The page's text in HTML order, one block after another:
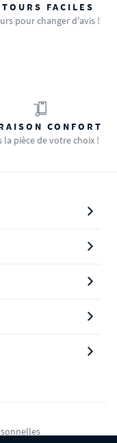
FACILES
pour changer d'avis !
CONFORT
la pièce de votre choix !